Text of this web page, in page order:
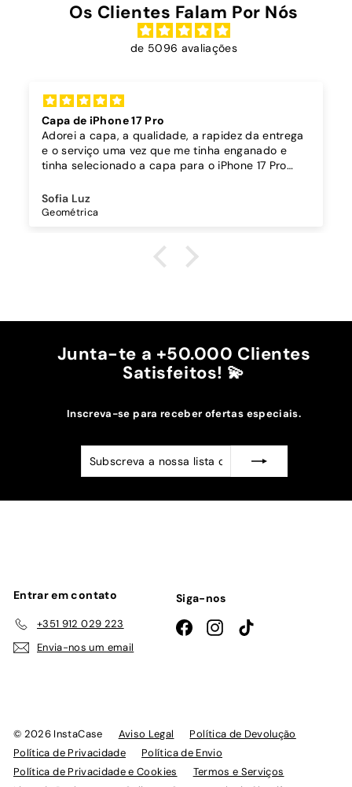
Os Clientes Falam Por Nós
de 5096 avaliações
Capa de iPhone 17 Pro
Adorei a capa, a qualidade, a rapidez da entrega
e o serviço uma vez que me tinha enganado e
tinha selecionado a capa para o iPhone 17 Pro
alertada pela equipa da Instacase antes do envio,
evitando ter que trocar depois de receber. Muito
Sofia Luz
Geométrica
Junta-te a +50.000 Clientes
Satisfeitos! 💫
Inscreva-se para receber ofertas especiais.
Subscreva
a
Subscrever
Entrar em contato
+351 912 029 223
Envia-nos um email
Siga-nos
FacebookInstagramTikTok
© 2026 InstaCase Aviso Legal
Política de Devolução
Política de Privacidade
Política de Envio
Política de Privacidade e Cookies
Termos e Serviços